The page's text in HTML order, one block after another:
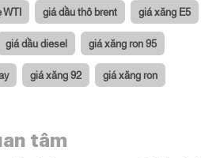
WTI giá dầu thô brent giá xăng E5
giá dầu diesel giá xăng ron 95
giá xăng 92 giá xăng ron
tâm